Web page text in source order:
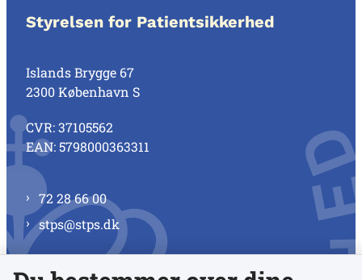
Styrelsen for Patientsikkerhed
Islands Brygge 67
2300 København S
CVR: 37105562
EAN: 5798000363311
72 28 66 00
stps@stps.dk